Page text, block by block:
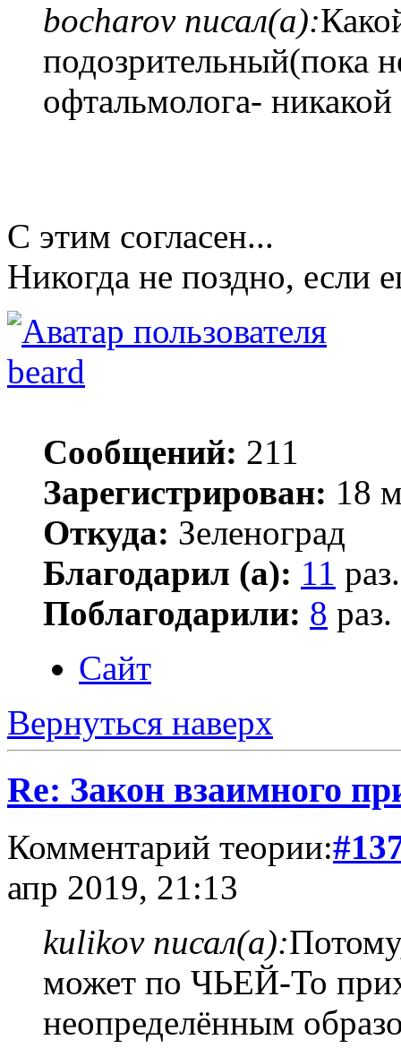
bocharov писал(а):
подозрительный(пока
офтальмолога-
С этим согласен...
Никогда не поздно, если
beard
Сообщений: 211
Зарегистрирован: 18
Откуда: Зеленоград
Благодарил (а): 11 раз.
Поблагодарили: 8 раз.
Сайт
Вернуться наверх
Re: Закон взаимного
Комментарий теории:
апр 2019, 21:13
kulikov писал(а):
может по ЧЬЕЙ-То
неопределённым